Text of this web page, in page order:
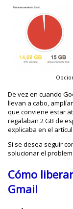
De vez en cuando
llevan a cabo,
que conviene estar
regalaban 2 GB de
explicaba en el
Si se desea seguir
solucionar el
Cómo
Gmail